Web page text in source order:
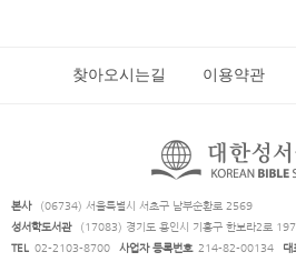
찾아오시는길 이용약관
본사
(06734) 서울특별시 서초구 남부순환로 2569
성서학도서관
(17083) 경기도 용인시 기흥구 한보라2로 197
TEL 02-2103-8700 사업자 등록번호 214-82-00134 대